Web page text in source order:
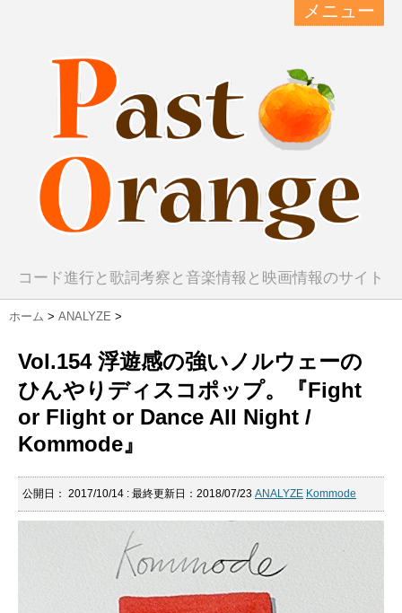
メニュー
コード進行と歌詞考察と音楽情報と映画情報のサイト
ホーム > ANALYZE >
Vol.154 浮遊感の強いノルウェーの
ひんやりディスコポップ。『Fight
or Flight or Dance All Night /
Kommode』
公開日： 2017/10/14 : 最終更新日：2018/07/23 ANALYZE Kommode